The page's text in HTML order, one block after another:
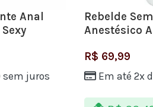
Anal
sem juros
Rebelde
Anestésico
R$ 69,99
Em até 2x